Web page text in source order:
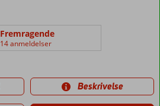
Fremragende
14 anmeldelser
Beskrivelse